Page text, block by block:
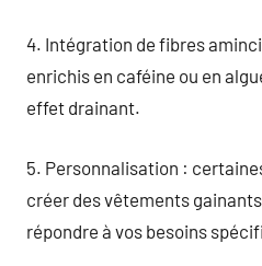
4. Intégration de fibres
enrichis en caféine ou en
effet drainant.
5. Personnalisation :
créer des vêtements
répondre à vos besoins